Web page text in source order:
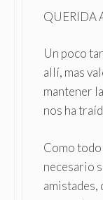
QUERIDA
Un poco
allí, mas
mantener
nos ha
Como todo
necesario
amistades,